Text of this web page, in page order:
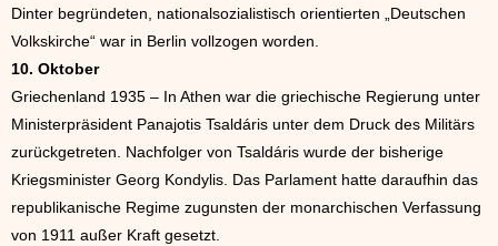
Dinter begründeten, nationalsozialistisch orientierten „Deutschen
Volkskirche“ war in Berlin vollzogen worden.
10. Oktober
Griechenland 1935 – In Athen war die griechische Regierung unter
Ministerpräsident Panajotis Tsaldáris unter dem Druck des Militärs
zurückgetreten. Nachfolger von Tsaldáris wurde der bisherige
Kriegsminister Georg Kondylis. Das Parlament hatte daraufhin das
republikanische Regime zugunsten der monarchischen Verfassung
von 1911 außer Kraft gesetzt.